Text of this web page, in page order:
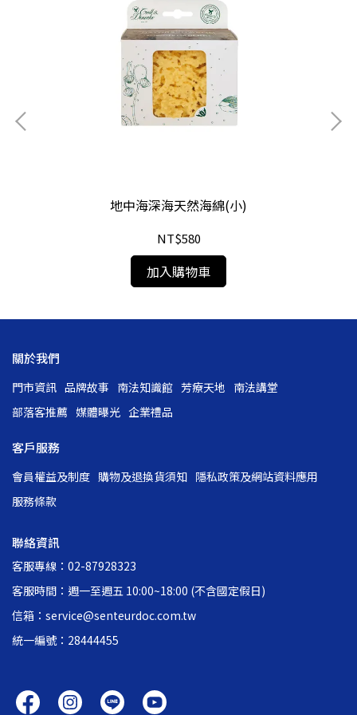
地中海深海天然海綿(小)
NT$580
加入購物車
關於我們
門市資訊 品牌故事 南法知識館 芳療天地 南法講堂
部落客推薦 媒體曝光 企業禮品
客戶服務
會員權益及制度 購物及退換貨須知 隱私政策及網站資料應用
服務條款
聯絡資訊
客服專線：02-87928323
客服時間：週一至週五 10:00~18:00 (不含國定假日)
信箱：service@senteurdoc.com.tw
統一編號：28444455